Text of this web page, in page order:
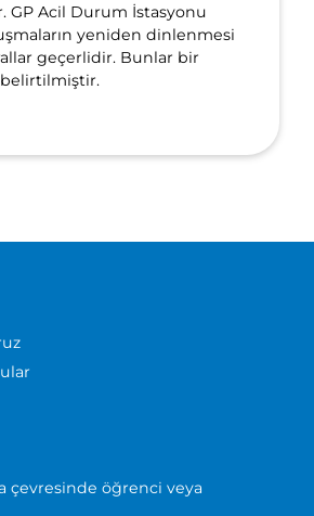
GP Acil Durum İstasyonu
yeniden dinlenmesi
geçerlidir. Bunlar bir
çevresinde öğrenci veya